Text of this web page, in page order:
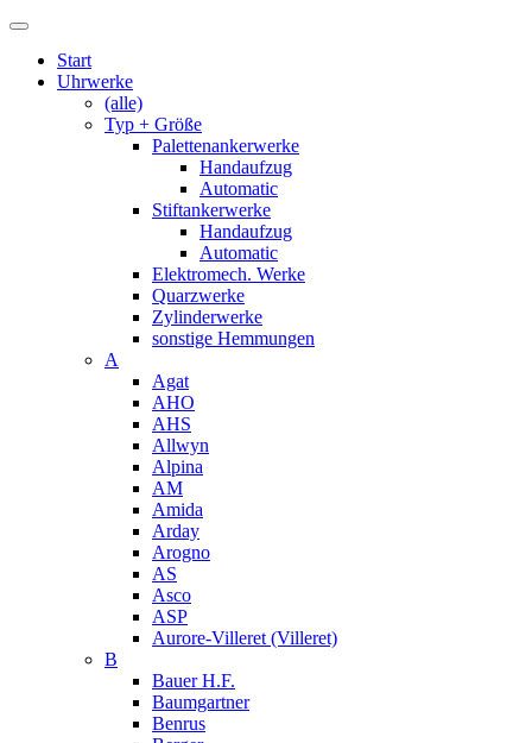
Start
Uhrwerke
(alle)
Typ + Größe
Palettenankerwerke
Handaufzug
Automatic
Stiftankerwerke
Handaufzug
Automatic
Elektromech. Werke
Quarzwerke
Zylinderwerke
sonstige Hemmungen
A
Agat
AHO
AHS
Allwyn
Alpina
AM
Amida
Arday
Arogno
AS
Asco
ASP
Aurore-Villeret (Villeret)
B
Bauer H.F.
Baumgartner
Benrus